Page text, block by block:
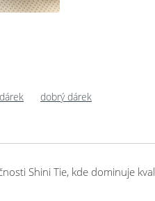
dobrý dárek
Shini Tie, kde dominuje